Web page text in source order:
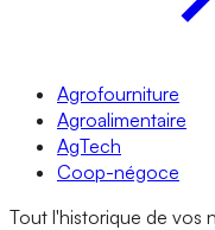
Agrofourniture
Agroalimentaire
AgTech
Coop-négoce
Tout l'historique de vos